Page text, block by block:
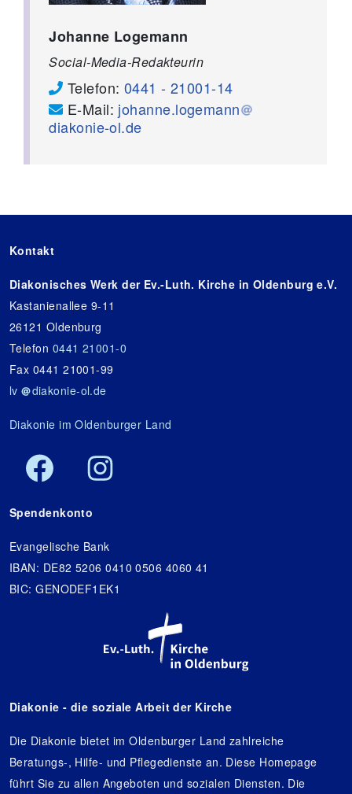
Johanne Logemann
Social-Media-Redakteurin
Telefon: 0441 - 21001-14
E-Mail: johanne.logemann
diakonie-ol.de
Kontakt
Diakonisches Werk der Ev.-Luth. Kirche in Oldenburg e.V.
Kastanienallee 9-11
26121 Oldenburg
Telefon 0441 21001-0
Fax 0441 21001-99
lv
diakonie-ol.de
Diakonie im Oldenburger Land
Spendenkonto
Evangelische Bank
IBAN: DE82 5206 0410 0506 4060 41
BIC: GENODEF1EK1
Diakonie - die soziale Arbeit der Kirche
Die Diakonie bietet im Oldenburger Land zahlreiche
Beratungs-, Hilfe- und Pflegedienste an. Diese Homepage
führt Sie zu allen Angeboten und sozialen Diensten. Die